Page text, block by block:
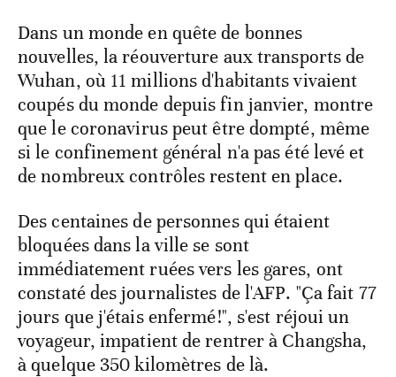
Dans un monde en quête de bonnes
nouvelles, la réouverture aux transports de
Wuhan, où 11 millions d'habitants vivaient
coupés du monde depuis fin janvier, montre
que le coronavirus peut être dompté, même
si le confinement général n'a pas été levé et
de nombreux contrôles restent en place.
Des centaines de personnes qui étaient
bloquées dans la ville se sont
immédiatement ruées vers les gares, ont
constaté des journalistes de l'AFP. "Ça fait 77
jours que j'étais enfermé!", s'est réjoui un
voyageur, impatient de rentrer à Changsha,
à quelque 350 kilomètres de là.